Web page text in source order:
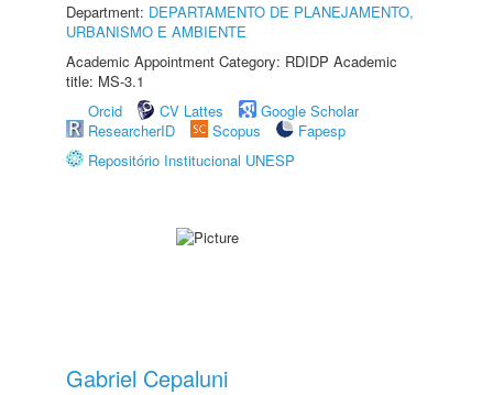
Department: DEPARTAMENTO DE PLANEJAMENTO,
URBANISMO E AMBIENTE
Academic Appointment Category: RDIDP Academic
title: MS-3.1
Orcid
CV Lattes
Google Scholar
ResearcherID
Scopus
Fapesp
Repositório Institucional UNESP
Gabriel Cepaluni